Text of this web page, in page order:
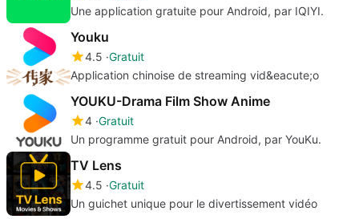
Une application gratuite pour Android, par IQIYI.
Youku
4.5 Gratuit
Application chinoise de streaming vid&eacute;o
YOUKU-Drama Film Show Anime
4 Gratuit
Un programme gratuit pour Android, par YouKu.
TV Lens
4.5 Gratuit
Un guichet unique pour le divertissement vidéo